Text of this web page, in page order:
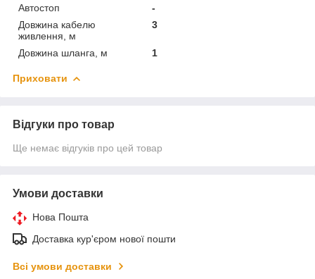
Автостоп
-
Довжина кабелю
живлення, м
3
Довжина шланга, м 1
Приховати
Відгуки про товар
Ще немає відгуків про цей товар
Умови доставки
Нова Пошта
Доставка кур'єром нової пошти
Всі умови доставки